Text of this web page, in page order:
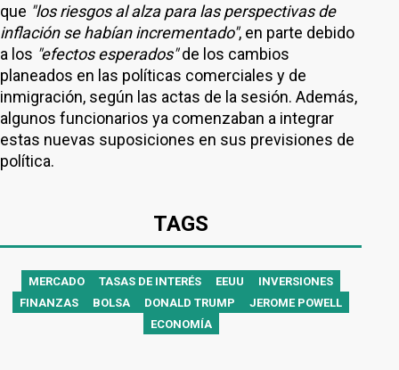
que "los riesgos al alza para las perspectivas de
inflación se habían incrementado", en parte debido
a los "efectos esperados"de los cambios
planeados en las políticas comerciales y de
inmigración, según las actas de la sesión. Además,
algunos funcionarios ya comenzaban a integrar
estas nuevas suposiciones en sus previsiones de
política.
TAGS
MERCADO TASAS DE INTERÉS EEUU
INVERSIONES
FINANZAS
BOLSA DONALD TRUMP
JEROME POWELL
ECONOMÍA